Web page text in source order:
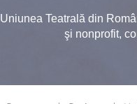
Uniunea Teatrală din
şi nonprofit,